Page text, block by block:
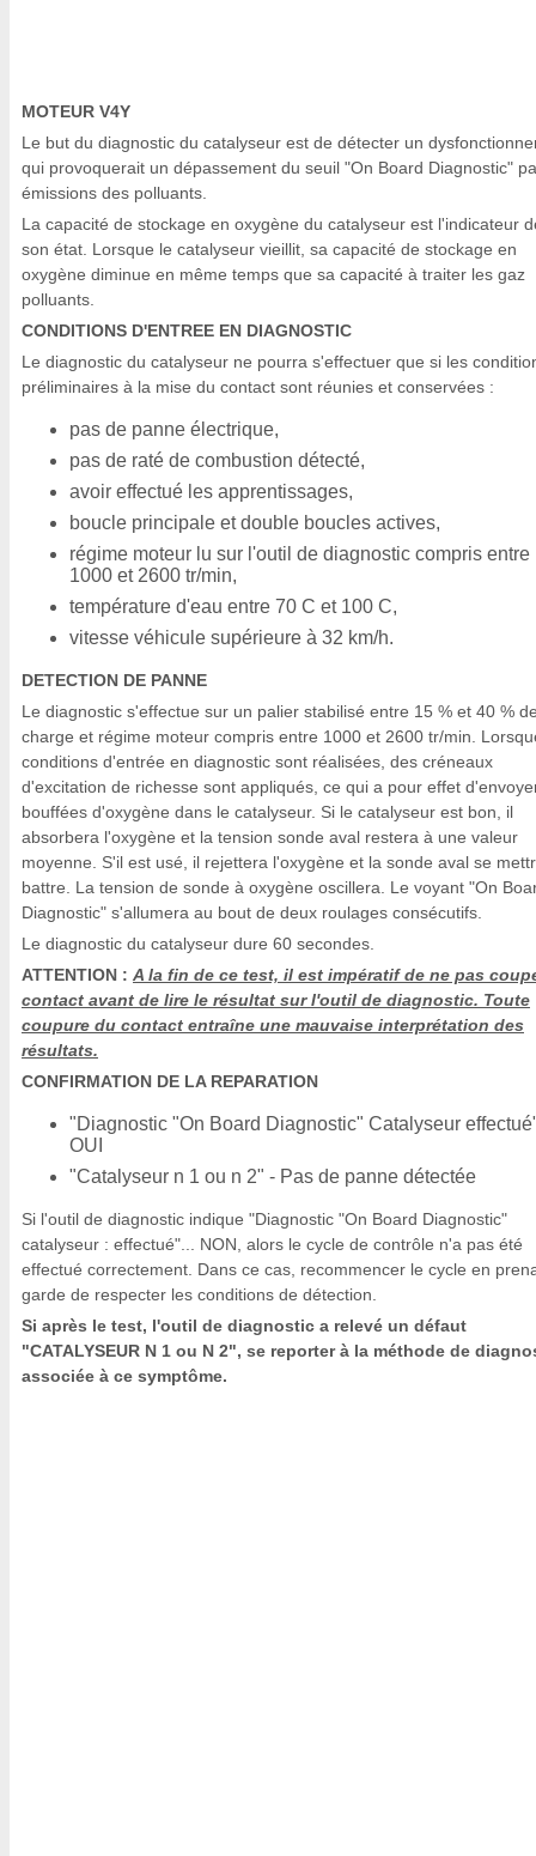
MOTEUR V4Y
Le but du diagnostic du catalyseur est de détecter un
qui provoquerait un dépassement du seuil "On Board Diagnostic"
émissions des polluants.
La capacité de stockage en oxygène du catalyseur est l'indicateur
son état. Lorsque le catalyseur vieillit, sa capacité de stockage en
oxygène diminue en même temps que sa capacité à traiter les gaz
polluants.
CONDITIONS D'ENTREE EN DIAGNOSTIC
Le diagnostic du catalyseur ne pourra s'effectuer que si les
préliminaires à la mise du contact sont réunies et conservées :
pas de panne électrique,
pas de raté de combustion détecté,
avoir effectué les apprentissages,
boucle principale et double boucles actives,
régime moteur lu sur l'outil de diagnostic compris entre
1000 et 2600 tr/min,
température d'eau entre 70 C et 100 C,
vitesse véhicule supérieure à 32 km/h.
DETECTION DE PANNE
Le diagnostic s'effectue sur un palier stabilisé entre 15 % et 40 %
charge et régime moteur compris entre 1000 et 2600 tr/min.
conditions d'entrée en diagnostic sont réalisées, des créneaux
d'excitation de richesse sont appliqués, ce qui a pour effet
bouffées d'oxygène dans le catalyseur. Si le catalyseur est bon, il
absorbera l'oxygène et la tension sonde aval restera à une valeur
moyenne. S'il est usé, il rejettera l'oxygène et la sonde aval se
battre. La tension de sonde à oxygène oscillera. Le voyant "On
Diagnostic" s'allumera au bout de deux roulages consécutifs.
Le diagnostic du catalyseur dure 60 secondes.
ATTENTION : A la fin de ce test, il est impératif de ne pas
contact avant de lire le résultat sur l'outil de diagnostic. Toute
coupure du contact entraîne une mauvaise interprétation des
résultats.
CONFIRMATION DE LA REPARATION
"Diagnostic "On Board Diagnostic" Catalyseur
OUI
"Catalyseur n 1 ou n 2" - Pas de panne détectée
Si l'outil de diagnostic indique "Diagnostic "On Board Diagnostic"
catalyseur : effectué"... NON, alors le cycle de contrôle n'a pas été
effectué correctement. Dans ce cas, recommencer le cycle en
garde de respecter les conditions de détection.
Si après le test, l'outil de diagnostic a relevé un défaut
"CATALYSEUR N 1 ou N 2", se reporter à la méthode de
associée à ce symptôme.